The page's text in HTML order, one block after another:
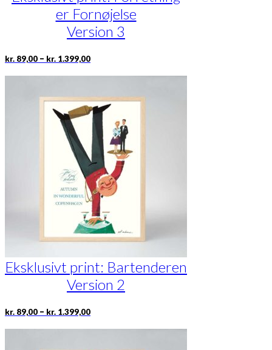
er Fornøjelse
Version 3
kr. 89,00 – kr. 1.399,00Prisinterval:
til
Dette
varianter.
Mulighederne
kan
vælges
på
varesiden
Eksklusivt print: Bartenderen
Version 2
kr. 89,00 – kr. 1.399,00Prisinterval:
til
Dette